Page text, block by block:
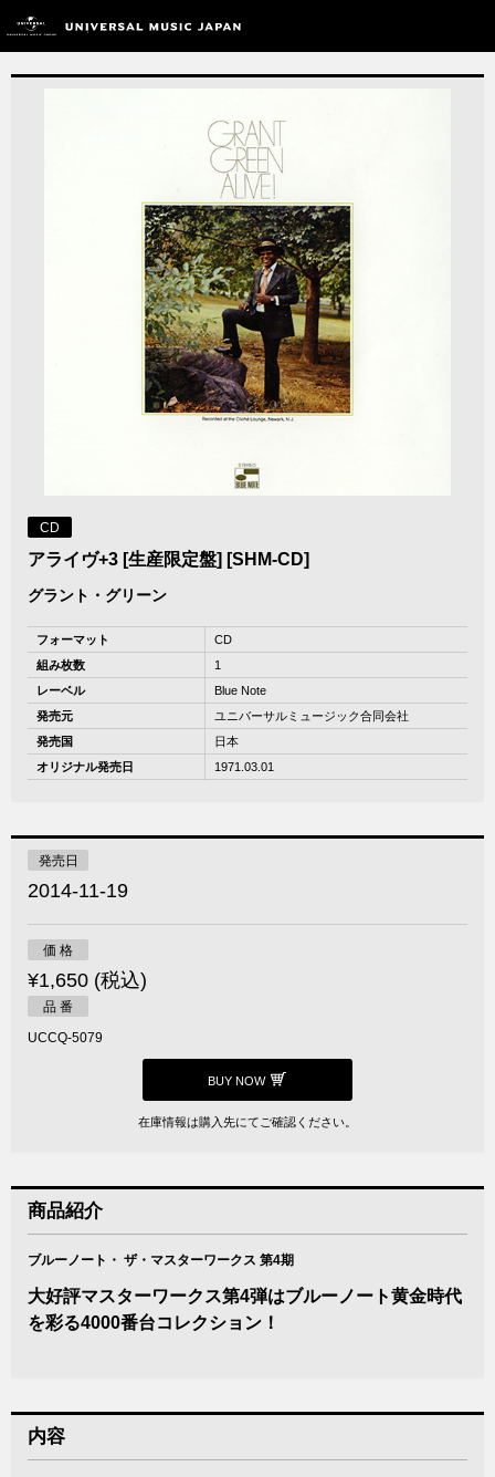
CD
アライヴ+3 [生産限定盤] [SHM-CD]
グラント・グリーン
フォーマット
CD
組み枚数
1
レーベル
Blue Note
発売元
ユニバーサルミュージック合同会社
発売国
日本
オリジナル発売日
1971.03.01
発売日
2014-11-19
価 格
¥1,650 (税込)
品 番
UCCQ-5079
BUY NOW
在庫情報は購入先にてご確認ください。
商品紹介
ブルーノート・ ザ・マスターワークス 第4期
大好評マスターワークス第4弾はブルーノート黄金時代
を彩る4000番台コレクション！
内容